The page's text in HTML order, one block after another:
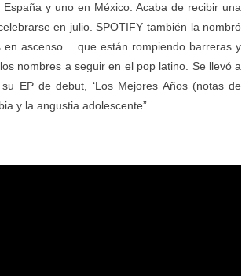
y uno en México. Acaba de recibir una
en julio. SPOTIFY también la nombró
en ascenso… que están rompiendo barreras y
nombres a seguir en el pop latino. Se llevó a
EP de debut, ‘Los Mejores Años (notas de
y la angustia adolescente”.